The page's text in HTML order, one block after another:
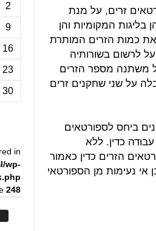
זרים, על מנת
בליגות המקומיות והן
את כמות הזרים המותרת
לרשום בשורותיה
משתנה מספר הזרים
על שני שחקנים זרים
ביחס לספורטאים
כדין. ללא
הזרים כדין כאמור
אי נעימות מן הספורטאי
2
9
16
23
30
in
wp-
248